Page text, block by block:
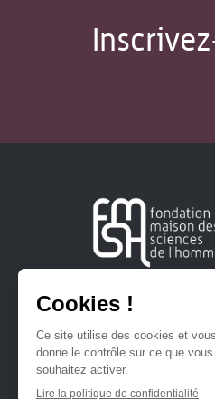
Créée en 1963, la
soutient la recherche